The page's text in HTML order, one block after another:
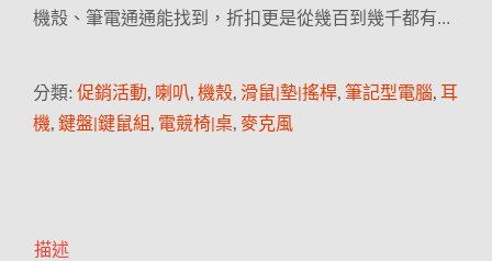
機殼、筆電通通能找到，折扣更是從幾百到幾千都有…
分類: 促銷活動, 喇叭, 機殼, 滑鼠|墊|搖桿, 筆記型電腦, 耳
機, 鍵盤|鍵鼠組, 電競椅|桌, 麥克風
描述